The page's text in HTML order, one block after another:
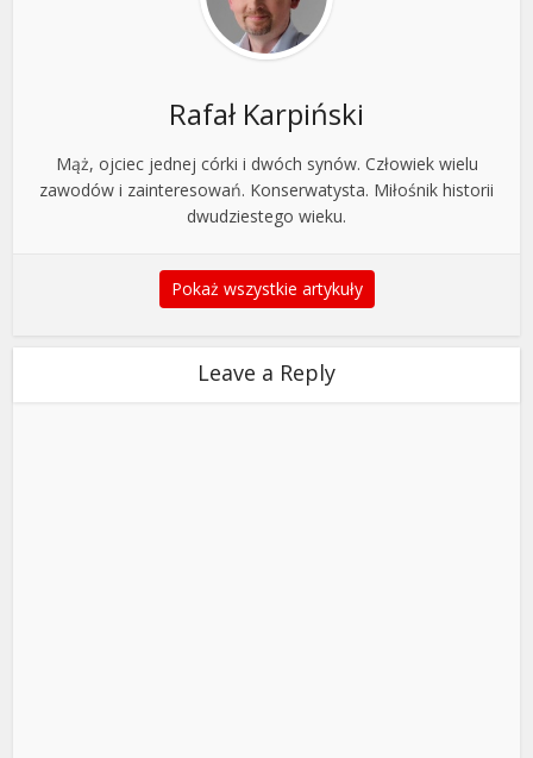
Rafał Karpiński
Mąż, ojciec jednej córki i dwóch synów. Człowiek wielu
zawodów i zainteresowań. Konserwatysta. Miłośnik historii
dwudziestego wieku.
Pokaż wszystkie artykuły
Leave a Reply